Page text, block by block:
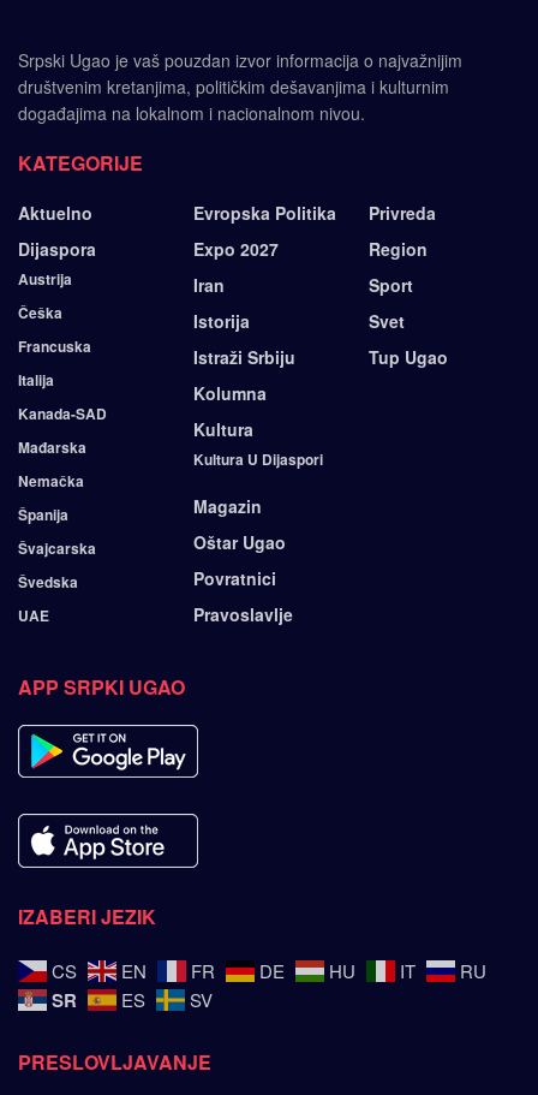
Srpski Ugao je vaš pouzdan izvor informacija o najvažnijim
društvenim kretanjima, političkim dešavanjima i kulturnim
događajima na lokalnom i nacionalnom nivou.
KATEGORIJE
Aktuelno
Dijaspora
Austrija
Češka
Francuska
Italija
Kanada-SAD
Mađarska
Nemačka
Španija
Švajcarska
Švedska
UAE
Evropska Politika
Expo 2027
Iran
Istorija
Istraži Srbiju
Kolumna
Kultura
Kultura U Dijaspori
Magazin
Oštar Ugao
Povratnici
Pravoslavlje
Privreda
Region
Sport
Svet
Tup Ugao
APP SRPKI UGAO
IZABERI JEZIK
CS EN FR DE HU IT RU
SR ES SV
PRESLOVLJAVANJE